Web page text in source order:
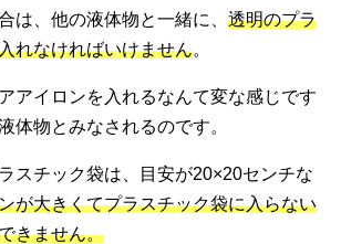
は、他の液体物と一緒に、 透明のプラ
れなければいけません。
アイロンを入れるなんて変な感じです
体物とみなされるのです。
スチック袋は、目安が20×20センチな
が大きくてプラスチック袋に入らない
きません。